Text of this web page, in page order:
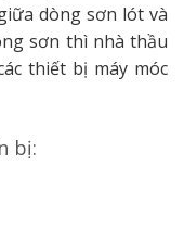
dòng sơn lót và
sơn thì nhà thầu
thiết bị máy móc
bị: